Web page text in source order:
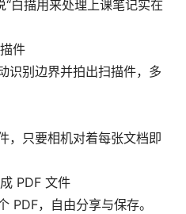
白描用来处理上课笔记实在
件
识别边界并拍出扫描件，多
，只要相机对着每张文档即
PDF 文件
PDF，自由分享与保存。